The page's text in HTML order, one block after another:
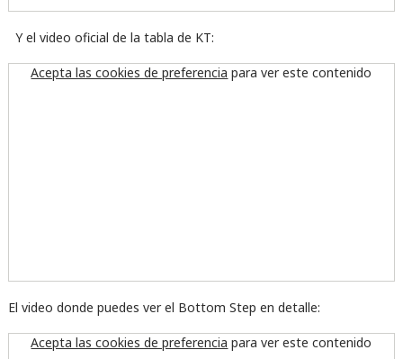
Y el video oficial de la tabla de KT:
Acepta las cookies de preferencia para ver este contenido
El video donde puedes ver el Bottom Step en detalle:
Acepta las cookies de preferencia para ver este contenido